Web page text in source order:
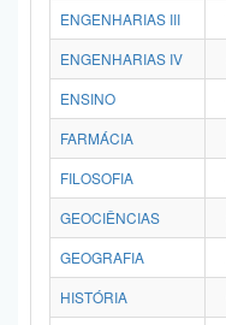
ENGENHARIAS III
ENGENHARIAS IV
ENSINO
FARMÁCIA
FILOSOFIA
GEOCIÊNCIAS
GEOGRAFIA
HISTÓRIA